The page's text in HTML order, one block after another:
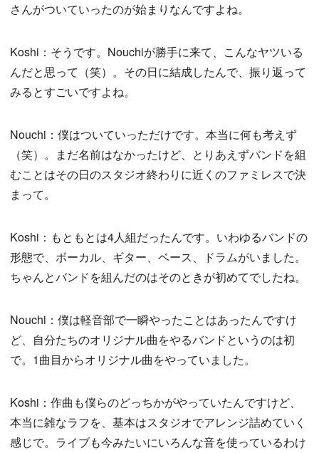
さんがついていったのが始まりなんですよね。
Koshi：そうです。Nouchiが勝手に来て、こんなヤツいる
んだと思って（笑）。その日に結成したんで、振り返って
みるとすごいですよね。
Nouchi：僕はついていっただけです。本当に何も考えず
（笑）。まだ名前はなかったけど、とりあえずバンドを組
むことはその日のスタジオ終わりに近くのファミレスで決
まって。
Koshi：もともとは4人組だったんです。いわゆるバンドの
形態で、ボーカル、ギター、ベース、ドラムがいました。
ちゃんとバンドを組んだのはそのときが初めてでしたね。
Nouchi：僕は軽音部で一瞬やったことはあったんですけ
ど、自分たちのオリジナル曲をやるバンドというのは初
で。1曲目からオリジナル曲をやっていました。
Koshi：作曲も僕らのどっちかがやっていたんですけど、
本当に雑なラフを、基本はスタジオでアレンジ詰めていく
感じで。ライブも今みたいにいろんな音を使っているわけ